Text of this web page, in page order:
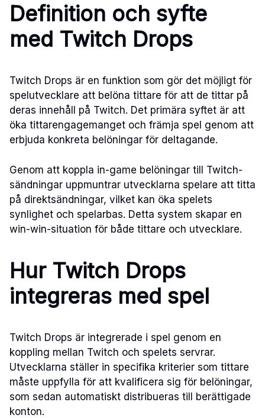
Definition och syfte
med Twitch Drops
Twitch Drops är en funktion som gör det möjligt för
spelutvecklare att belöna tittare för att de tittar på
deras innehåll på Twitch. Det primära syftet är att
öka tittarengagemanget och främja spel genom att
erbjuda konkreta belöningar för deltagande.
Genom att koppla in-game belöningar till Twitch-
sändningar uppmuntrar utvecklarna spelare att titta
på direktsändningar, vilket kan öka spelets
synlighet och spelarbas. Detta system skapar en
win-win-situation för både tittare och utvecklare.
Hur Twitch Drops
integreras med spel
Twitch Drops är integrerade i spel genom en
koppling mellan Twitch och spelets servrar.
Utvecklarna ställer in specifika kriterier som tittare
måste uppfylla för att kvalificera sig för belöningar,
som sedan automatiskt distribueras till berättigade
konton.